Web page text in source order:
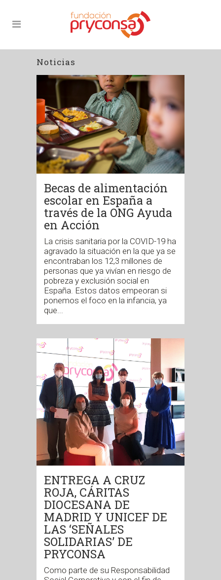
Noticias
Becas de alimentación
escolar en España a
través de la ONG Ayuda
en Acción
La crisis sanitaria por la COVID-19 ha
agravado la situación en la que ya se
encontraban los 12,3 millones de
personas que ya vivían en riesgo de
pobreza y exclusión social en
España. Estos datos empeoran si
ponemos el foco en la infancia, ya
que...
ENTREGA A CRUZ
ROJA, CÁRITAS
DIOCESANA DE
MADRID Y UNICEF DE
LAS ‘SEÑALES
SOLIDARIAS’ DE
PRYCONSA
Como parte de su Responsabilidad